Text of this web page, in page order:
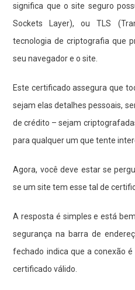
significa que o site seguro
Sockets Layer), ou TLS
tecnologia de criptografia que
seu navegador e o site.
Este certificado assegura que
sejam elas detalhes pessoais,
de crédito – sejam
para qualquer um que tente
Agora, você deve estar se
se um site tem esse tal de
A resposta é simples e está
segurança na barra de
fechado indica que a conexão
certificado válido.